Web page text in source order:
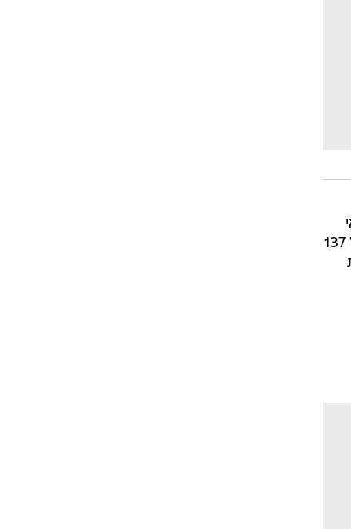
מצמצמת באופן עקבי את הפער ממלכת המכירות מאזדה וקיה רושמת אף היא עליה תלולה של 137